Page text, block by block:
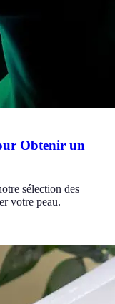
Obtenir un
sélection des
votre peau.